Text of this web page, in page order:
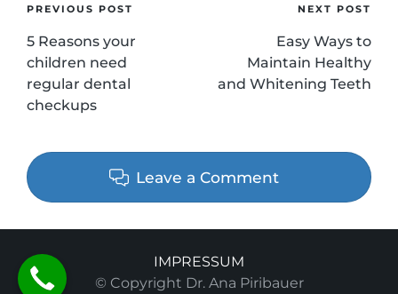
Post
navigation
PREVIOUS POST
5 Reasons your
children need
regular dental
checkups
NEXT POST
Easy Ways to
Maintain Healthy
and Whitening Teeth
Leave a Comment
IMPRESSUM
© Copyright Dr. Ana Piribauer